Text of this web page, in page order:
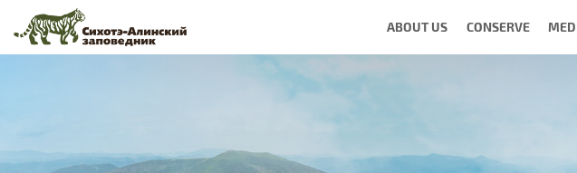
Skip to main content
ABOUT US
CONSERVE